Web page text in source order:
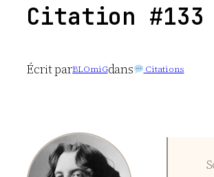
Citation #133
Écrit parBLOmiGdans Citations